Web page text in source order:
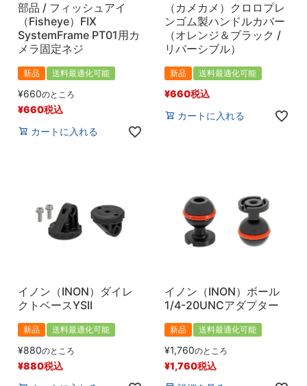
部品 / フィッシュアイ
（Fisheye）FIX
SystemFrame PT01用カ
メラ固定ネジ
新品 送料最適化可能
¥660のところ
¥660税込
カートに入れる
（カメカメ）クロロプレ
ンゴム製ハンドルカバー
（オレンジ＆ブラック /
リバーシブル）
新品 送料最適化可能
¥660税込
カートに入れる
イノン（INON）ダイレ
クトベースYSII
新品 送料最適化可能
¥880のところ
¥880税込
イノン（INON）ボール
1/4-20UNCアダプター
新品 送料最適化可能
¥1,760のところ
¥1,760税込